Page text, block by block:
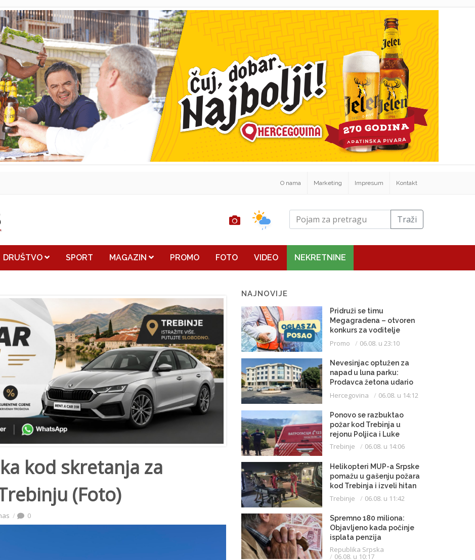
O nama Marketing Impresum Kontakt
Traži
DRUŠTVO SPORT MAGAZIN PROMO FOTO VIDEO NEKRETNINE
kod skretanja za
(Foto)
0
NAJNOVIJE
Pridruži se timu
Megagradena – otvoren
konkurs za voditelje
gradilišta
Promo 06.08. u 23:10
Nevesinjac optužen za
napad u luna parku:
Prodavca žetona udario
mikrofonom u glavu
Hercegovina 06.08. u 14:12
Ponovo se razbuktao
požar kod Trebinja u
rejonu Poljica i Luke
Trebinje 06.08. u 14:06
Helikopteri MUP-a Srpske
pomažu u gašenju požara
kod Trebinja i izveli hitan
medicinski let do
Beograda
Trebinje 06.08. u 11:42
Spremno 180 miliona:
Objavljeno kada počinje
isplata penzija
Republika Srpska
06.08. u 10:17